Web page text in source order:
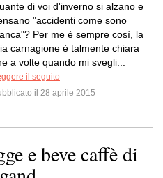
di voi d'inverno si alzano e
"accidenti come sono
Per me è sempre così, la
carnagione è talmente chiara
a volte quando mi svegli...
il seguito
il 28 aprile 2015
e beve caffè di